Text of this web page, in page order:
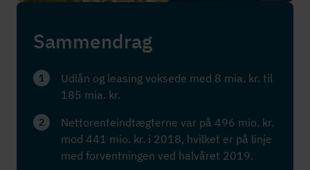
Sammendrag
1
Udlån og leasing voksede med 8 mia. kr. til
185 mia. kr.
2
Net­to­ren­te­ind­tæg­ter­ne var på 496 mio. kr.
mod 441 mio. kr. i 2018, hvilket er på linje
med forventningen ved halvåret 2019.